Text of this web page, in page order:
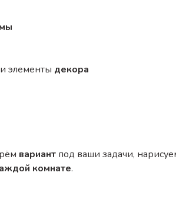
элементы декора
вариант под ваши задачи,
комнате.